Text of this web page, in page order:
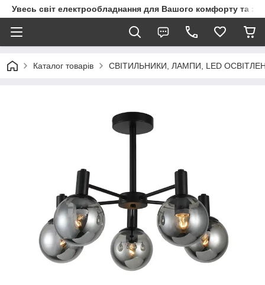
Увесь світ електрообладнання для Вашого комфорту та
Каталог товарів СВІТИЛЬНИКИ, ЛАМПИ, LED